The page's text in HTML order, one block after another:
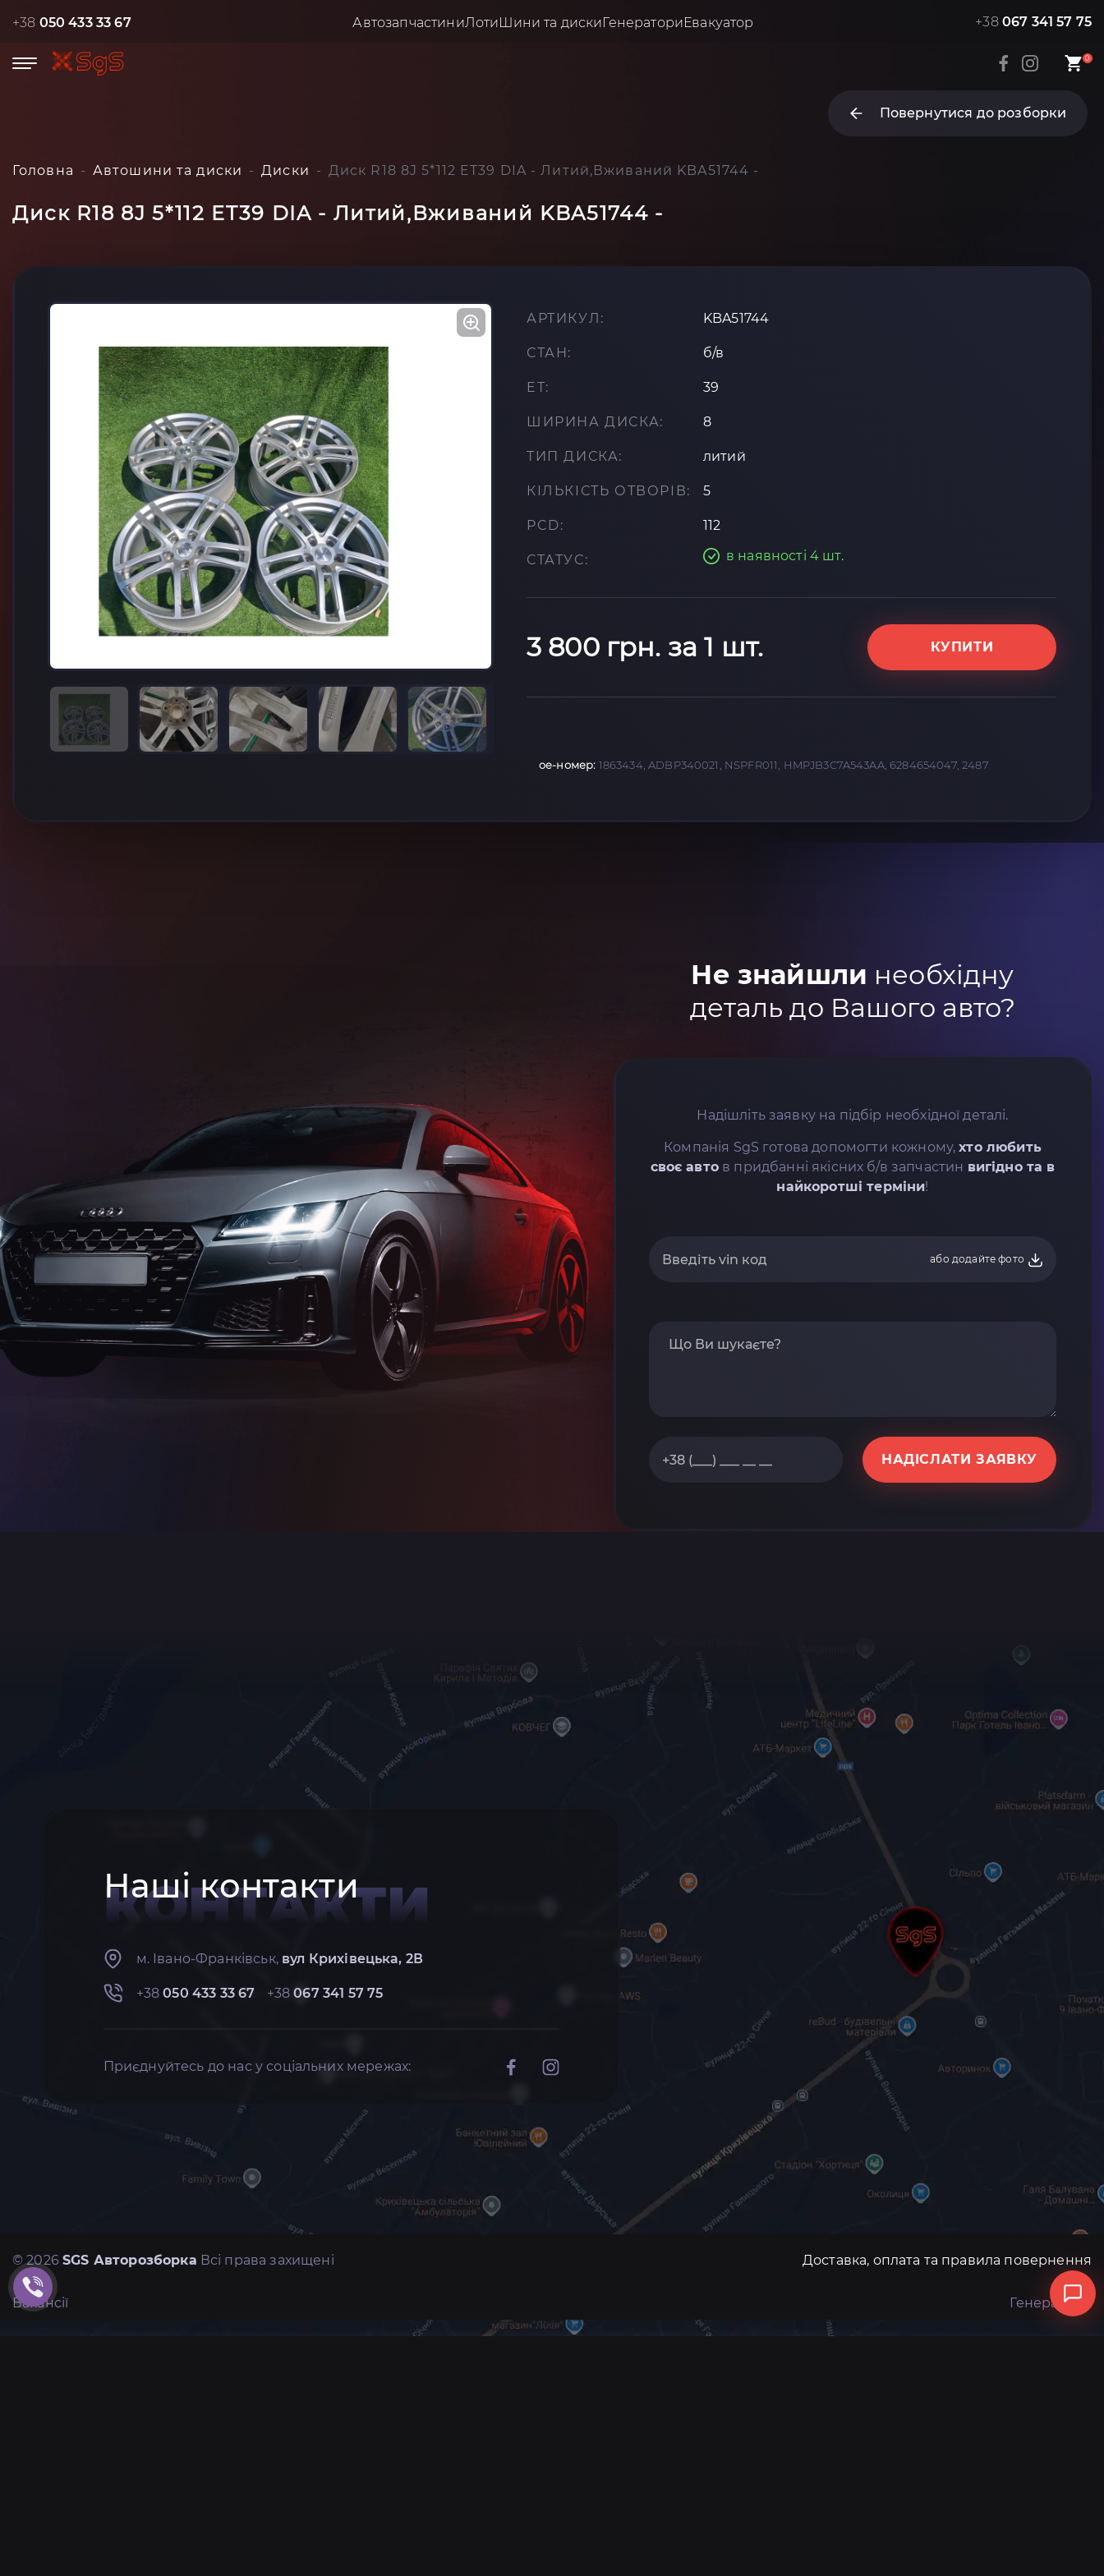
+38 050 433 33 67 АвтозапчастиниЛотиШини та дискиГенераториЕвакуатор +38 067 341 57 75
0
Повернутися до розборки
Головна Автошини та диски Диски Диск R18 8J 5*112 ET39 DIA - Литий,Вживаний KBA51744 -
Диск R18 8J 5*112 ET39 DIA - Литий,Вживаний KBA51744 -
АРТИКУЛ: KBA51744
СТАН: б/в
ET: 39
ШИРИНА ДИСКА: 8
ТИП ДИСКА: литий
КІЛЬКІСТЬ ОТВОРІВ: 5
PCD: 112
СТАТУС: в наявності 4 шт.
3 800 грн. за 1 шт. КУПИТИ
oe-номер: 1863434, ADBP340021, NSPFR011, HMPJB3C7A543AA, 6284654047, 2487
Не знайшли необхідну
деталь до Вашого авто?
Надішліть заявку на підбір необхідної деталі.
Компанія SgS готова допомогти кожному,хто любить
своє автов придбанні якісних б/в запчастин вигідно та в
найкоротші терміни!
або додайте фото
НАДІСЛАТИ ЗАЯВКУ
Наші контакти
КОНТАКТИ
м. Івано-Франківськ, вул Крихівецька, 2В
+38050 433 33 67 +38067 341 57 75
Приєднуйтесь до нас у соціальних мережах:
© 2026SGS Авторозборка Всі права захищені Доставка, оплата та правила повернення
Вакансії Генератори